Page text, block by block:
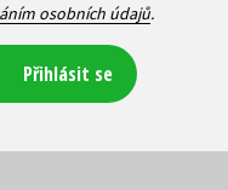
osobních údajů.
Přihlásit se